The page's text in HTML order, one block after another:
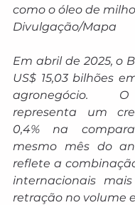
como o óleo de
Divulgação/Mapa
Em abril de 2025, o
US$ 15,03 bilhões
agronegócio.
representa um
0,4% na
mesmo mês do
reflete a
internacionais
retração no volume